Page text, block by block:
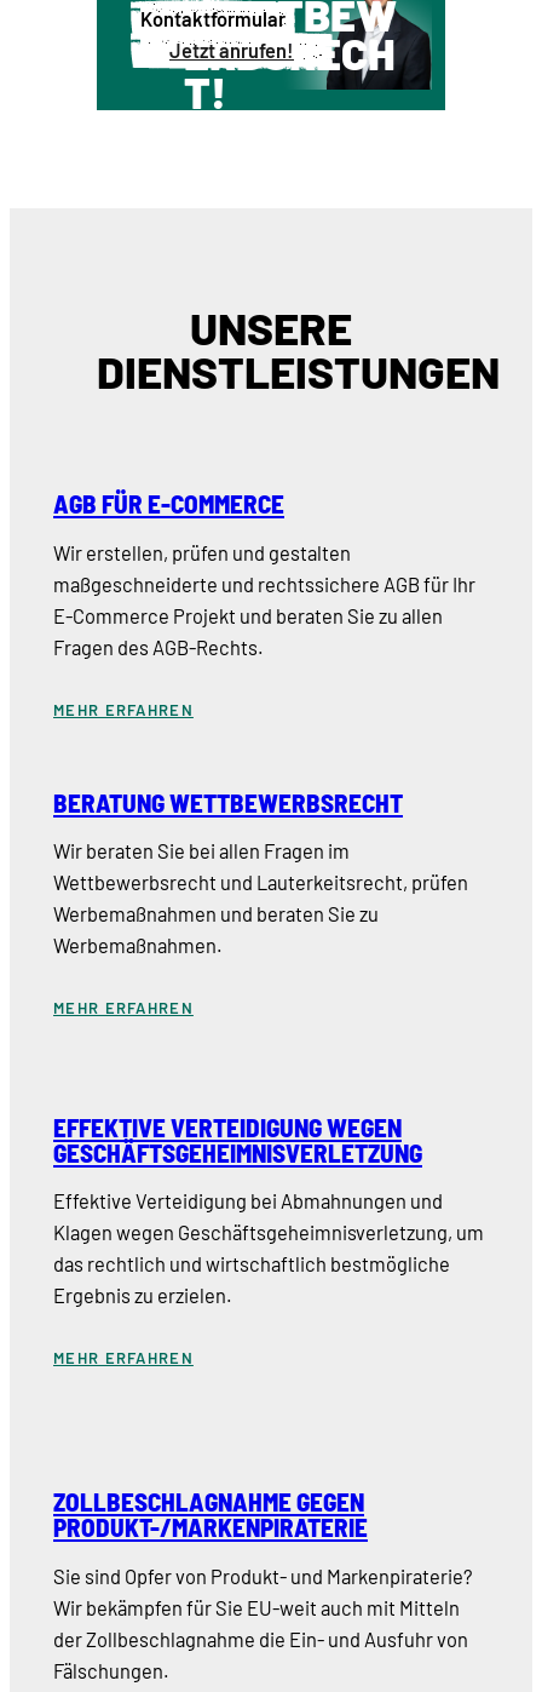
WETTBEW
ERBSRECH
T!
Kontaktformular
Jetzt anrufen!
UNSERE
DIENSTLEISTUNGEN
AGB FÜR E-COMMERCE
Wir erstellen, prüfen und gestalten
maßgeschneiderte und rechtssichere AGB für Ihr
E-Commerce Projekt und beraten Sie zu allen
Fragen des AGB-Rechts.
MEHR ERFAHREN
BERATUNG WETTBEWERBSRECHT
Wir beraten Sie bei allen Fragen im
Wettbewerbsrecht und Lauterkeitsrecht, prüfen
Werbemaßnahmen und beraten Sie zu
Werbemaßnahmen.
MEHR ERFAHREN
EFFEKTIVE VERTEIDIGUNG WEGEN
GESCHÄFTSGEHEIMNISVERLETZUNG
Effektive Verteidigung bei Abmahnungen und
Klagen wegen Geschäftsgeheimnisverletzung, um
das rechtlich und wirtschaftlich bestmögliche
Ergebnis zu erzielen.
MEHR ERFAHREN
ZOLLBESCHLAGNAHME GEGEN
PRODUKT-/MARKENPIRATERIE
Sie sind Opfer von Produkt- und Markenpiraterie?
Wir bekämpfen für Sie EU-weit auch mit Mitteln
der Zollbeschlagnahme die Ein- und Ausfuhr von
Fälschungen.